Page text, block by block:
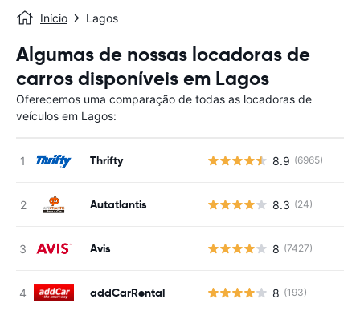
Início Lagos
Algumas de nossas locadoras de
carros disponíveis em Lagos
Oferecemos uma comparação de todas as locadoras de
veículos em Lagos:
Thrifty 8.9 (6965)
Autatlantis 8.3 (24)
Avis 8 (7427)
addCarRental 8 (193)